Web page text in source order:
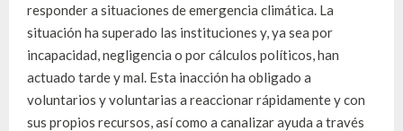
responder a situaciones de emergencia climática. La
situación ha superado las instituciones y, ya sea por
incapacidad, negligencia o por cálculos políticos, han
actuado tarde y mal. Esta inacción ha obligado a
voluntarios y voluntarias a reaccionar rápidamente y con
sus propios recursos, así como a canalizar ayuda a través